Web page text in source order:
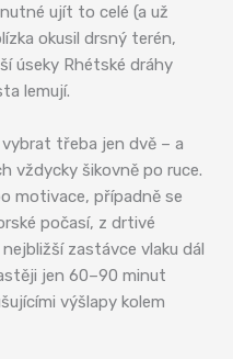
ujít to celé (a už
okusil drsný terén,
úseky Rhétské dráhy
lemují.
třeba jen dvě – a
vždycky šikovně po ruce.
motivace, případně se
počasí, z drtivé
zastávce vlaku dál
jen 60–90 minut
výšlapy kolem